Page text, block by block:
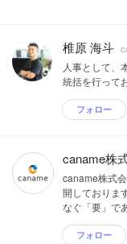
椎原 海斗
人事として、
統括を行って
フォロー
caname株
caname株式
開しておりま
なぐ「要」で
フォロー